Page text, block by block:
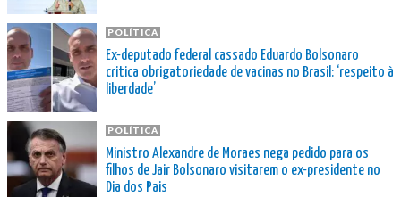
POLÍTICA
Ex-deputado federal cassado Eduardo Bolsonaro
critica obrigatoriedade de vacinas no Brasil: ‘respeito à
liberdade’
POLÍTICA
Ministro Alexandre de Moraes nega pedido para os
filhos de Jair Bolsonaro visitarem o ex-presidente no
Dia dos Pais